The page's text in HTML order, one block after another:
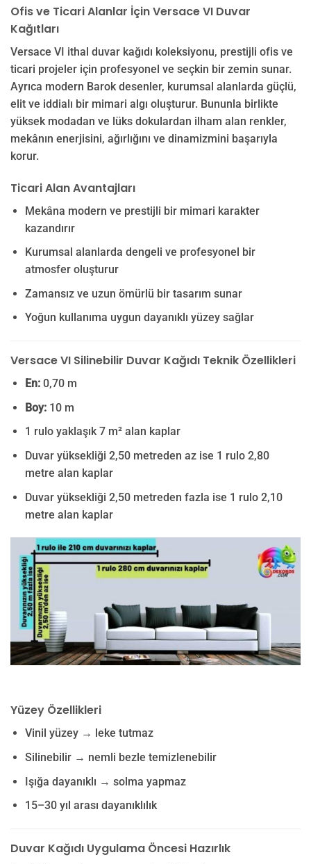
Ofis ve Ticari Alanlar İçin Versace VI Duvar
Kağıtları
Versace VI ithal duvar kağıdı koleksiyonu, prestijli ofis ve
ticari projeler için profesyonel ve seçkin bir zemin sunar.
Ayrıca modern Barok desenler, kurumsal alanlarda güçlü,
elit ve iddialı bir mimari algı oluşturur. Bununla birlikte
yüksek modadan ve lüks dokulardan ilham alan renkler,
mekânın enerjisini, ağırlığını ve dinamizmini başarıyla
korur.
Ticari Alan Avantajları
Mekâna modern ve prestijli bir mimari karakter
kazandırır
Kurumsal alanlarda dengeli ve profesyonel bir
atmosfer oluşturur
Zamansız ve uzun ömürlü bir tasarım sunar
Yoğun kullanıma uygun dayanıklı yüzey sağlar
Versace VI Silinebilir Duvar Kağıdı Teknik Özellikleri
En:0,70 m
Boy:10 m
1 rulo yaklaşık 7 m² alan kaplar
Duvar yüksekliği 2,50 metreden az ise 1 rulo 2,80
metre alan kaplar
Duvar yüksekliği 2,50 metreden fazla ise 1 rulo 2,10
metre alan kaplar
Yüzey Özellikleri
Vinil yüzey → leke tutmaz
Silinebilir → nemli bezle temizlenebilir
Işığa dayanıklı → solma yapmaz
15–30 yıl arası dayanıklılık
Duvar Kağıdı Uygulama Öncesi Hazırlık